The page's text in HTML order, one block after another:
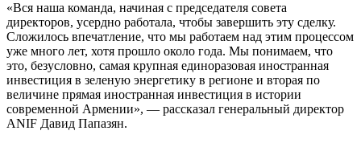
«Вся наша команда, начиная с председателя совета
директоров, усердно работала, чтобы завершить эту сделку.
Сложилось впечатление, что мы работаем над этим процессом
уже много лет, хотя прошло около года. Мы понимаем, что
это, безусловно, самая крупная единоразовая иностранная
инвестиция в зеленую энергетику в регионе и вторая по
величине прямая иностранная инвестиция в истории
современной Армении», — рассказал генеральный директор
ANIF Давид Папазян.